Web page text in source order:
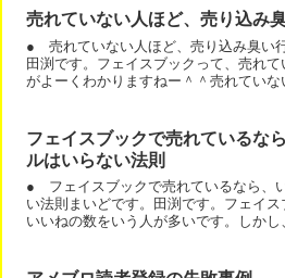
売れていない人ほど、売り込み
● 売れていない人ほど、売り込み臭い
田渕です。フェイスブックって、売れ
がよーくわかりますねー＾＾売れていな
フェイスブックで売れているな
ルはいらない法則
● フェイスブックで売れているなら、
い法則まいどです。田渕です。フェイス
いいねの数をいう人が多いです。しかし